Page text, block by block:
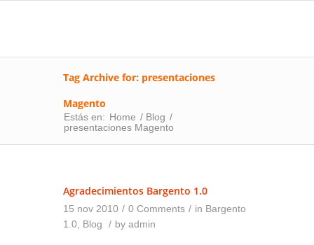
Tag Archive for: presentaciones
Magento
Estás en: Home / Blog /
presentaciones Magento
Agradecimientos Bargento 1.0
15 nov 2010 / 0 Comments / in Bargento
1.0
Blog / by admin